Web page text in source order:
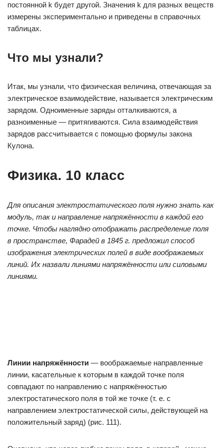
постоянной k будет другой. Значения k для разных веществ
измерены экспериментально и приведены в справочных
таблицах.
Что мы узнали?
Итак, мы узнали, что физическая величина, отвечающая за
электрическое взаимодействие, называется электрическим
зарядом. Одноименные заряды отталкиваются, а
разноименные — притягиваются. Сила взаимодействия
зарядов рассчитывается с помощью формулы закона
Кулона.
Физика. 10 класс
Для описания электростатического поля нужно знать как
модуль, так и направление напряжённости в каждой его
точке. Чтобы наглядно отображать распределение поля
в пространстве, Фарадей в 1845 г. предложил способ
изображения электрических полей в виде воображаемых
линий. Их назвали линиями напряжённости или силовыми
линиями.
Линии напряжённости — воображаемые направленные
линии, касательные к которым в каждой точке поля
совпадают по направлению с напряжённостью
электростатического поля в той же точке (т. е. с
направлением электростатической силы, действующей на
положительный заряд) (рис. 111).